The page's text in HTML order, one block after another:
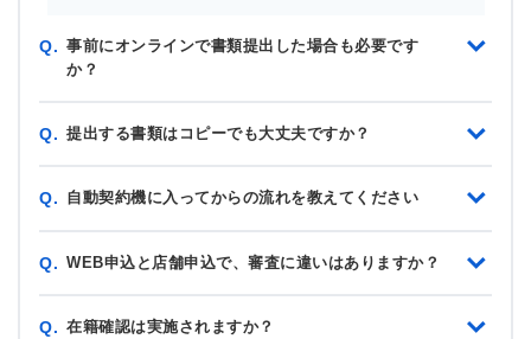
Q. 事前にオンラインで書類提出した場合も必要です
か？
Q. 提出する書類はコピーでも大丈夫ですか？
Q. 自動契約機に入ってからの流れを教えてください
Q. WEB申込と店舗申込で、審査に違いはありますか？
Q. 在籍確認は実施されますか？